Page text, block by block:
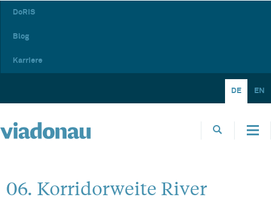
DoRIS
Blog
Karriere
DE EN
06. Korridorweite River